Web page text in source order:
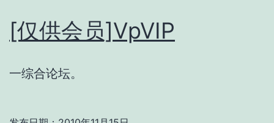
[仅供会员]VpVIP
一综合论坛。